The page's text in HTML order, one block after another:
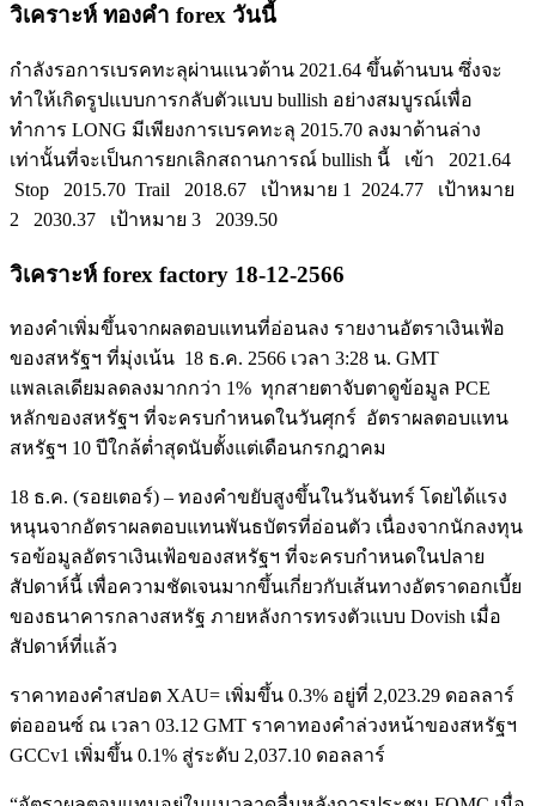
วิเคราะห์ ทองคำ forex วันนี้
กำลังรอการเบรคทะลุผ่านแนวต้าน 2021.64 ขึ้นด้านบน ซึ่งจะ
ทำให้เกิดรูปแบบการกลับตัวแบบ bullish อย่างสมบูรณ์เพื่อ
ทำการ LONG มีเพียงการเบรคทะลุ 2015.70 ลงมาด้านล่าง
เท่านั้นที่จะเป็นการยกเลิกสถานการณ์ bullish นี้ เข้า 2021.64
Stop 2015.70 Trail 2018.67 เป้าหมาย 1 2024.77 เป้าหมาย
2 2030.37 เป้าหมาย 3 2039.50
วิเคราะห์ forex factory 18-12-2566
ทองคำเพิ่มขึ้นจากผลตอบแทนที่อ่อนลง รายงานอัตราเงินเฟ้อ
ของสหรัฐฯ ที่มุ่งเน้น 18 ธ.ค. 2566 เวลา 3:28 น. GMT
แพลเลเดียมลดลงมากกว่า 1% ทุกสายตาจับตาดูข้อมูล PCE
หลักของสหรัฐฯ ที่จะครบกำหนดในวันศุกร์ อัตราผลตอบแทน
สหรัฐฯ 10 ปีใกล้ต่ำสุดนับตั้งแต่เดือนกรกฎาคม
18 ธ.ค. (รอยเตอร์) – ทองคำขยับสูงขึ้นในวันจันทร์ โดยได้แรง
หนุนจากอัตราผลตอบแทนพันธบัตรที่อ่อนตัว เนื่องจากนักลงทุน
รอข้อมูลอัตราเงินเฟ้อของสหรัฐฯ ที่จะครบกำหนดในปลาย
สัปดาห์นี้ เพื่อความชัดเจนมากขึ้นเกี่ยวกับเส้นทางอัตราดอกเบี้ย
ของธนาคารกลางสหรัฐ ภายหลังการทรงตัวแบบ Dovish เมื่อ
สัปดาห์ที่แล้ว
ราคาทองคำสปอต XAU= เพิ่มขึ้น 0.3% อยู่ที่ 2,023.29 ดอลลาร์
ต่อออนซ์ ณ เวลา 03.12 GMT ราคาทองคำล่วงหน้าของสหรัฐฯ
GCCv1 เพิ่มขึ้น 0.1% สู่ระดับ 2,037.10 ดอลลาร์